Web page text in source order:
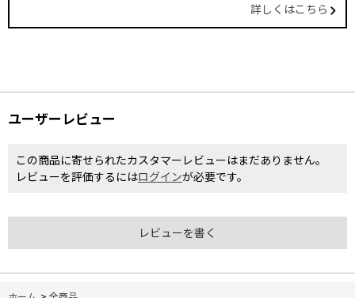
詳しくはこちら
ユーザーレビュー
この商品に寄せられたカスタマーレビューはまだありません。
レビューを評価するにはログインが必要です。
レビューを書く